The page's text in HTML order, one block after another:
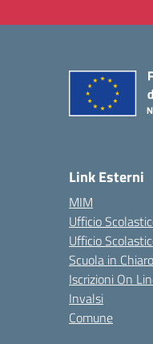
Link Esterni
MIM
Ufficio
Ufficio
Scuola in Chiaro
Iscrizioni On
Invalsi
Comune